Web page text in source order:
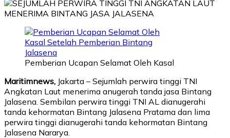
Pemberian Ucapan Selamat Oleh Kasal
Maritimnews, Jakarta – Sejumlah perwira tinggi TNI
Angkatan Laut menerima anugerah tanda jasa Bintang
Jalasena. Sembilan perwira tinggi TNI AL dianugerahi
tanda kehormatan Bintang Jalasena Pratama dan lima
perwira tinggi dianugerahi tanda kehormatan Bintang
Jalasena Nararya.